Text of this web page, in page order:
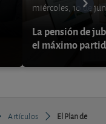
miércoles, 10 de
La pensión de
el máximo
Artículos
El Plan de